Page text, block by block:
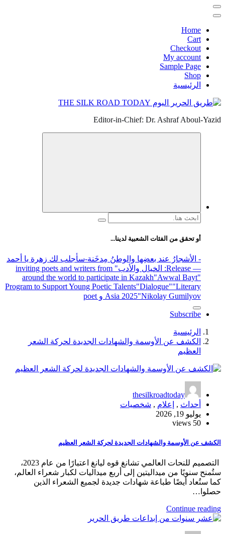
Home
Cart
Checkout
My account
Sample Page
Shop
الرئيسية
Editor-in-Chief: Dr. Ashraf Aboul-Yazid
البحث
أو تحقق من الفئات الشعبية لدينا...
- الأشجارُ عند بعضِها والوطنُ مِدخَنة-سأجلب لك زهرة يا أحمد
— Release
: الخيال والأدب
" inviting poets and writers from
around the world to participate in Kazakh"Awwal Bayt"
Program to Support Young Poetic Talents"Dialogue""Literary
Asia 2025"Nikolay Gumilyov و poet
Subscribe
الرئيسية
الكشف عن الأوسمة والشهادات الجديدة لحركة الشعر
العظيم
thesilkroadtoday
أحداث , إعلام , شخصيات
يوليو 19, 2026
50 views
الكشف عن الأوسمة والشهادات الجديدة لحركة الشعر العظيم
التصميم للنحات العالمي تشانغ قوه ليانغ اعتبارًا من عام 2023،
ستُمنح سنويًا من ميداليتين إلى أربع ميداليات لكبار شعراء العالم،
كما ستُعاد أيضًا طباعة شهادات جديدة لجميع الشعراء الذين
حصلوا…
Continue reading